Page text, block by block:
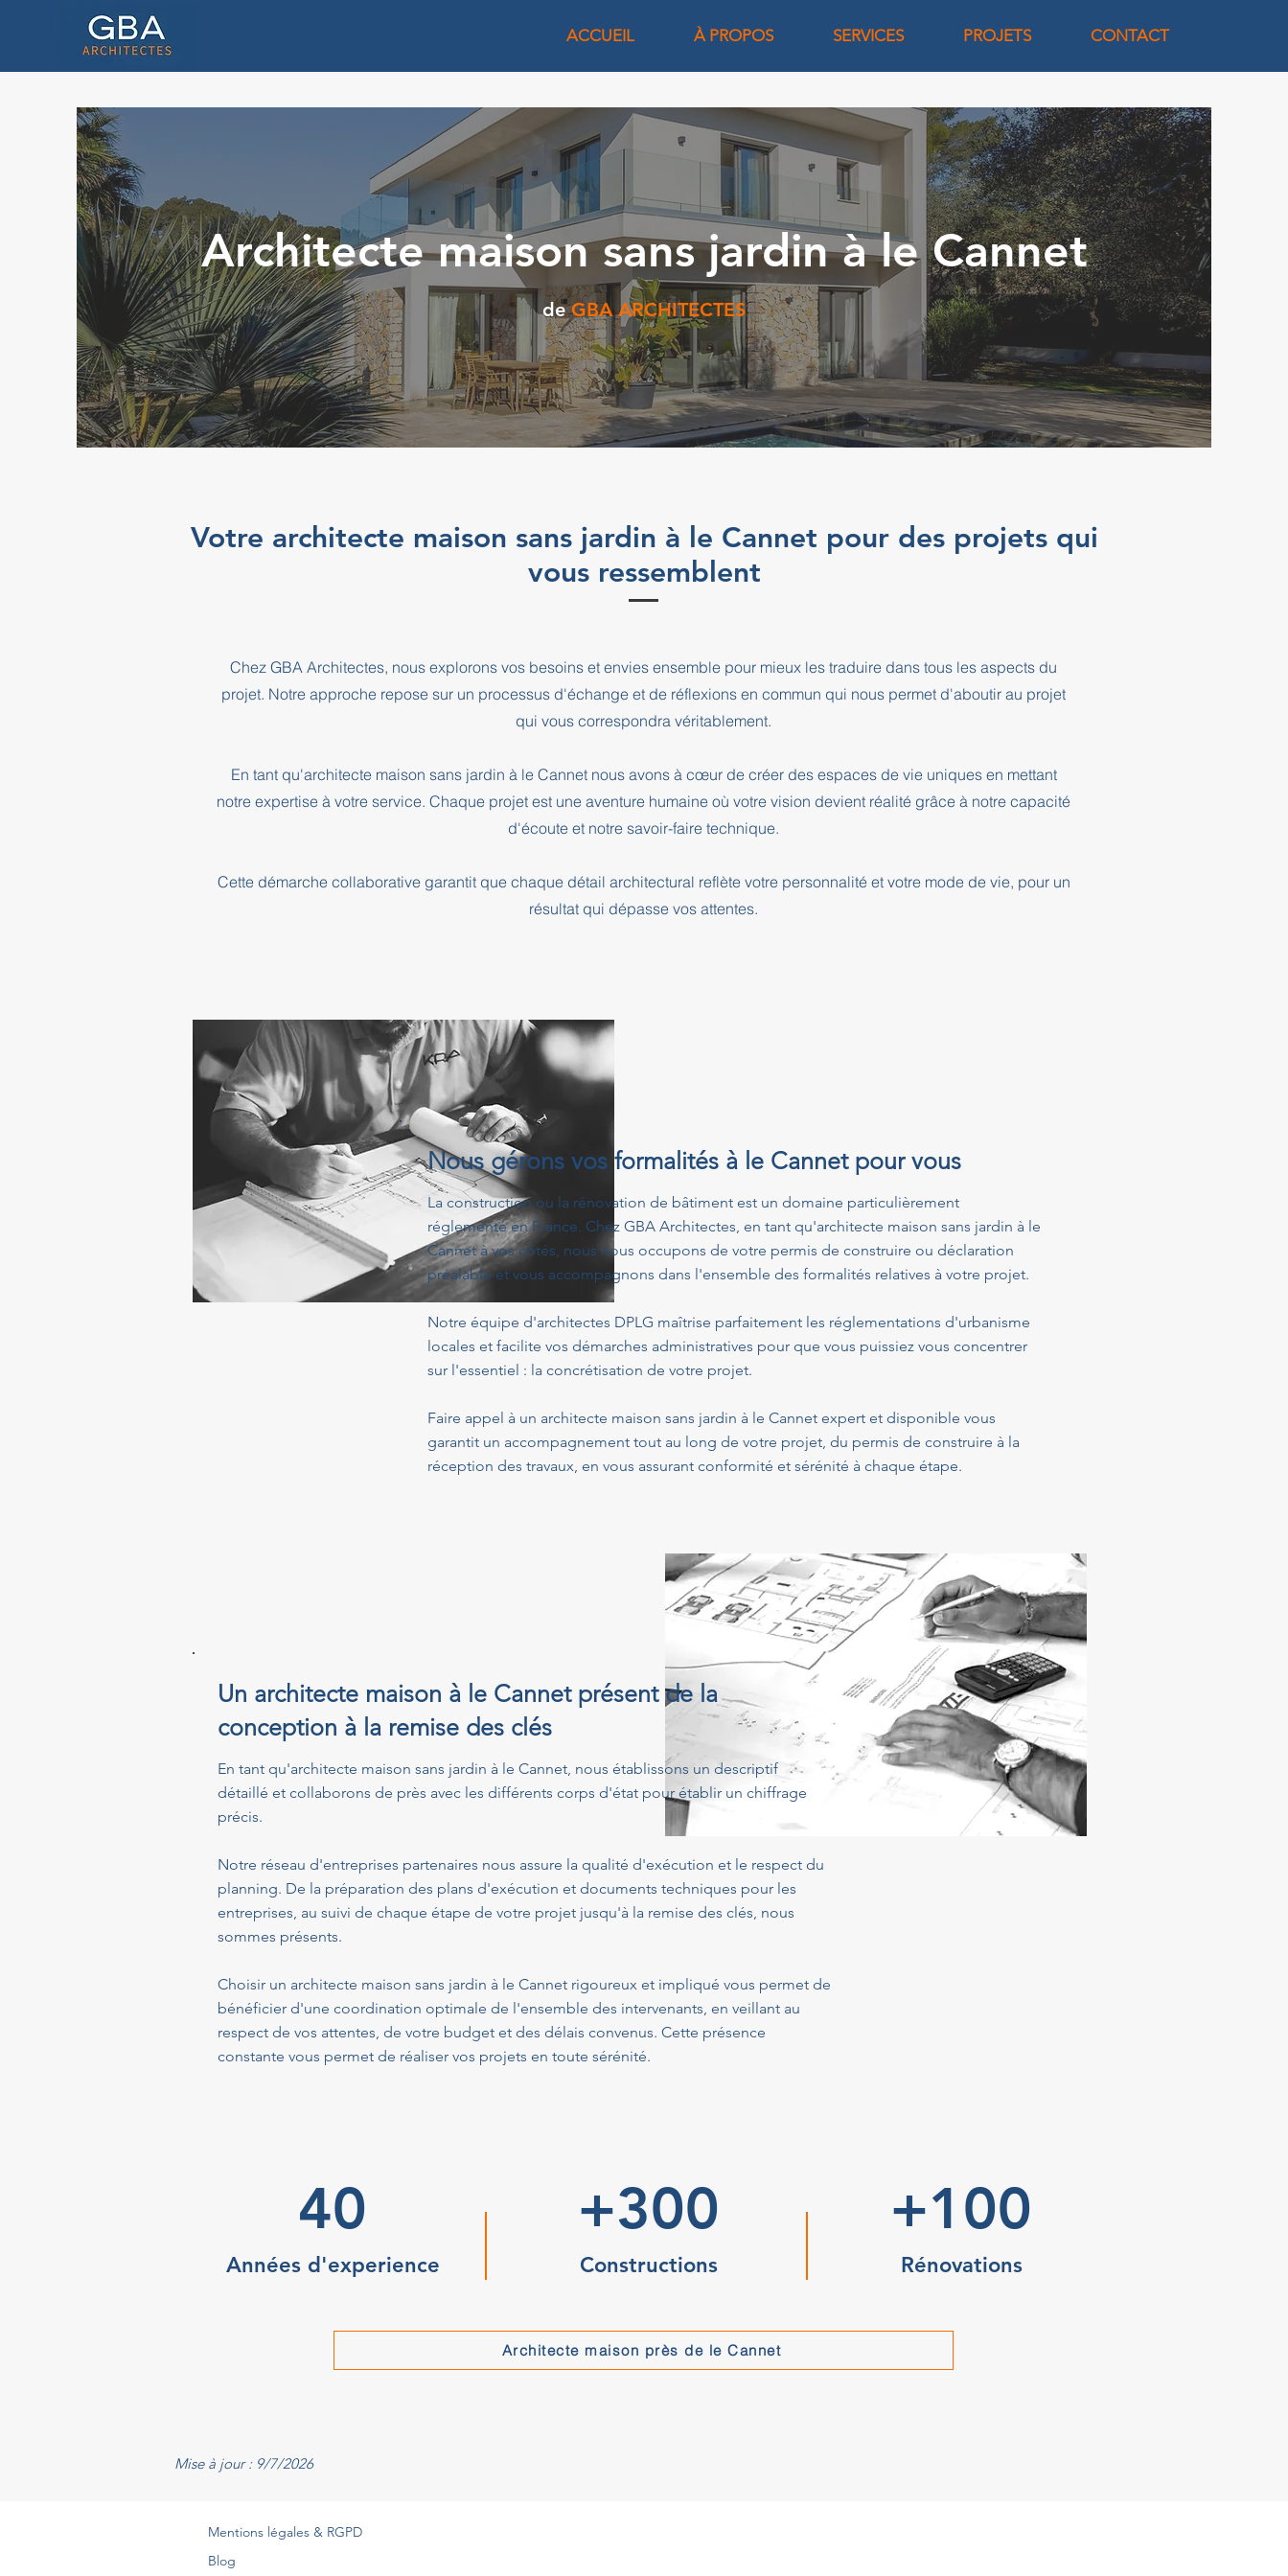
ACCUEIL À PROPOS SERVICES PROJETS CONTACT
Architecte maison sans jardin à le Cannet
de GBA ARCHITECTES
Votre architecte maison sans jardin à le Cannet pour des projets qui
vous ressemblent
Chez GBA Architectes, nous explorons vos besoins et envies ensemble pour mieux les traduire dans tous les aspects du
projet. Notre approche repose sur un processus d'échange et de réflexions en commun qui nous permet d'aboutir au projet
qui vous correspondra véritablement.
En tant qu'architecte maison sans jardin à le Cannet nous avons à cœur de créer des espaces de vie uniques en mettant
notre expertise à votre service. Chaque projet est une aventure humaine où votre vision devient réalité grâce à notre capacité
d'écoute et notre savoir-faire technique.
Cette démarche collaborative garantit que chaque détail architectural reflète votre personnalité et votre mode de vie, pour un
résultat qui dépasse vos attentes.
Nous gérons vos formalités à le Cannet pour vous
La construction ou la rénovation de bâtiment est un domaine particulièrement
réglementé en France. Chez GBA Architectes, en tant qu'architecte maison sans jardin à le
Cannet à vos côtés, nous nous occupons de votre permis de construire ou déclaration
préalable et vous accompagnons dans l'ensemble des formalités relatives à votre projet.
Notre équipe d'architectes DPLG maîtrise parfaitement les réglementations d'urbanisme
locales et facilite vos démarches administratives pour que vous puissiez vous concentrer
sur l'essentiel : la concrétisation de votre projet.
Faire appel à un architecte maison sans jardin à le Cannet expert et disponible vous
garantit un accompagnement tout au long de votre projet, du permis de construire à la
réception des travaux, en vous assurant conformité et sérénité à chaque étape.
Un architecte maison à le Cannet présent de la
conception à la remise des clés
En tant qu'architecte maison sans jardin à le Cannet, nous établissons un descriptif
détaillé et collaborons de près avec les différents corps d'état pour établir un chiffrage
précis.
Notre réseau d'entreprises partenaires nous assure la qualité d'exécution et le respect du
planning. De la préparation des plans d'exécution et documents techniques pour les
entreprises, au suivi de chaque étape de votre projet jusqu'à la remise des clés, nous
sommes présents.
Choisir un architecte maison sans jardin à le Cannet rigoureux et impliqué vous permet de
bénéficier d'une coordination optimale de l'ensemble des intervenants, en veillant au
respect de vos attentes, de votre budget et des délais convenus. Cette présence
constante vous permet de réaliser vos projets en toute sérénité.
40
Années d'experience
+300
Constructions
+100
Rénovations
Architecte maison près de le Cannet
Mise à jour : 9/7/2026
Mentions légales & RGPD
Blog